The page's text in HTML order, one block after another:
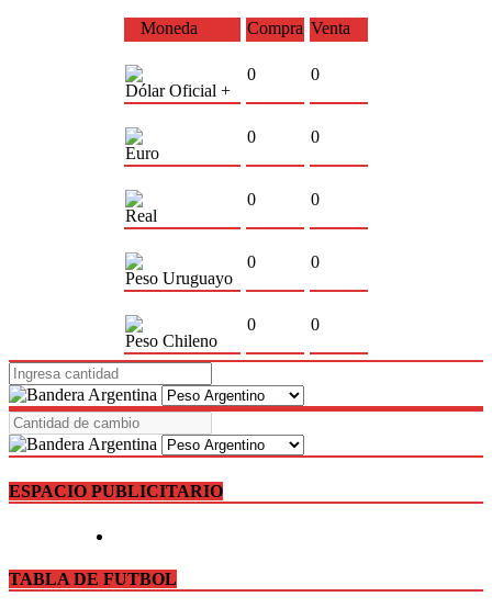
Moneda Compra Venta
Dólar Oficial +
0 0
Euro
0 0
Real
0 0
Peso Uruguayo
0 0
Peso Chileno
0 0
ESPACIO PUBLICITARIO
TABLA DE FUTBOL